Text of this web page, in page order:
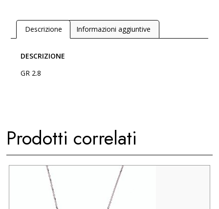
Descrizione Informazioni aggiuntive
DESCRIZIONE
GR 2.8
Prodotti correlati